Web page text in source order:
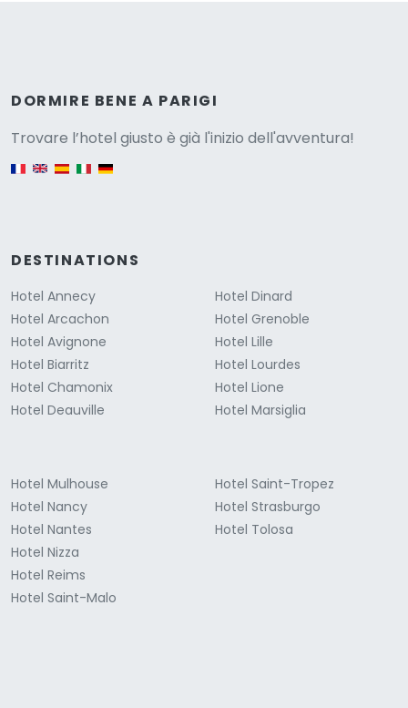
DORMIRE BENE A PARIGI
Trovare l’hotel giusto è già l'inizio dell'avventura!
DESTINATIONS
Hotel Annecy
Hotel Arcachon
Hotel Avignone
Hotel Biarritz
Hotel Chamonix
Hotel Deauville
Hotel Dinard
Hotel Grenoble
Hotel Lille
Hotel Lourdes
Hotel Lione
Hotel Marsiglia
Hotel Mulhouse
Hotel Nancy
Hotel Nantes
Hotel Nizza
Hotel Reims
Hotel Saint-Malo
Hotel Saint-Tropez
Hotel Strasburgo
Hotel Tolosa